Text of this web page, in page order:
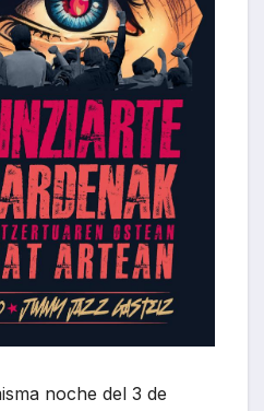
noche del 3 de